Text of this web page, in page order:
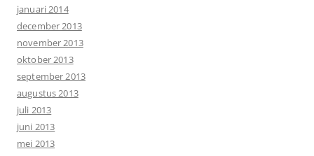
januari 2014
december 2013
november 2013
oktober 2013
september 2013
augustus 2013
juli 2013
juni 2013
mei 2013